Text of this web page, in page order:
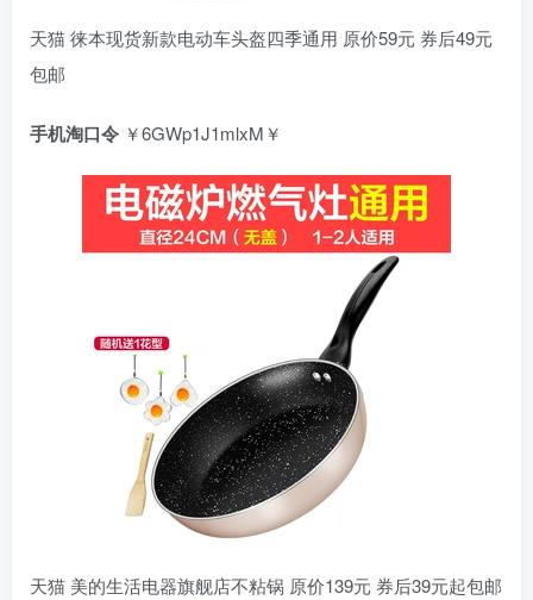
天猫 徕本现货新款电动车头盔四季通用 原价59元 券后49元
包邮
手机淘口令 ￥6GWp1J1mlxM￥
天猫 美的生活电器旗舰店不粘锅 原价139元 券后39元起包邮